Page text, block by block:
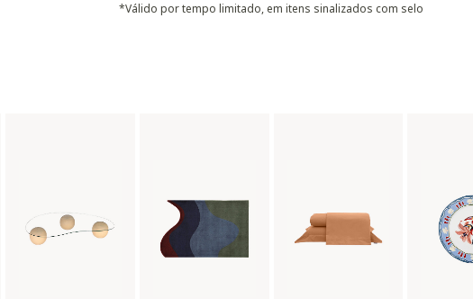
*Válido por tempo limitado, em itens sinalizados com selo